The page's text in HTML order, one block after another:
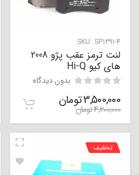
SKU: SP1391-4
لنت ترمز عقب پژو 2008
های کیو Hi-Q
بدون دیدگاه
3,500,000تومان
4,200,000تومان
تخفیف